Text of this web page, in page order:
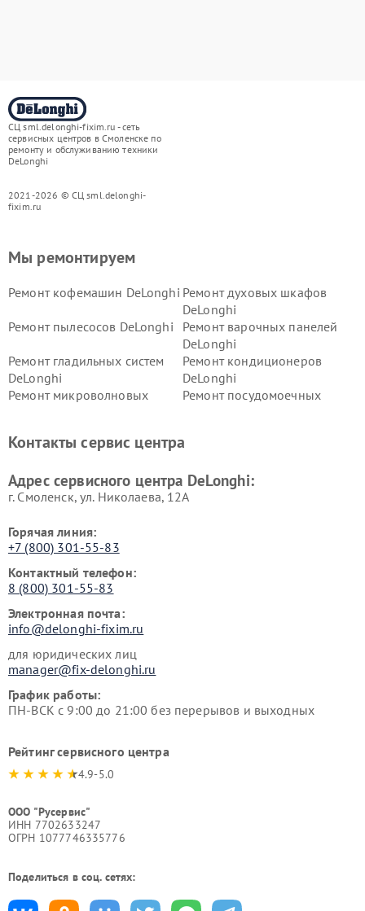
СЦ sml.delonghi-fixim.ru - сеть
сервисных центров в Смоленске по
ремонту и обслуживанию техники
DeLonghi
2021-2026 © СЦ sml.delonghi-
fixim.ru
Мы ремонтируем
Ремонт кофемашин DeLonghi Ремонт духовых шкафов
DeLonghi
Ремонт пылесосов DeLonghi
Ремонт варочных панелей
DeLonghi
Ремонт гладильных систем
DeLonghi
Ремонт кондиционеров
DeLonghi
Ремонт микроволновых
Ремонт посудомоечных
DeLonghi
DeLonghi
Контакты сервис центра
Адрес сервисного центра DeLonghi:
г. Смоленск, ул. Николаева, 12А
Горячая линия:
+7 (800) 301-55-83
Контактный телефон:
8 (800) 301-55-83
Электронная почта:
info@delonghi-fixim.ru
для юридических лиц
manager@fix-delonghi.ru
График работы:
ПН-ВСК с 9:00 до 21:00 без перерывов и выходных
Рейтинг сервисного центра
4.9-5.0
ООО "Русервис"
ИНН 7702633247
ОГРН 1077746335776
Поделиться в соц. сетях: